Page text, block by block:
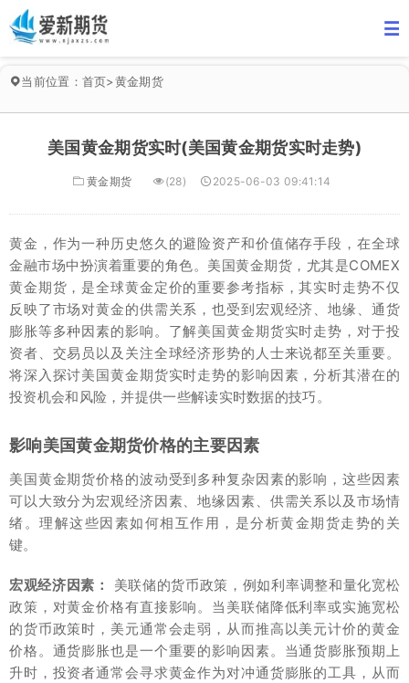
当前位置： 首页>黄金期货
美国黄金期货实时(美国黄金期货实时走势)
黄金期货 (28) 2025-06-03 09:41:14
黄金，作为一种历史悠久的避险资产和价值储存手段，在全球
金融市场中扮演着重要的角色。美国黄金期货，尤其是COMEX
黄金期货，是全球黄金定价的重要参考指标，其实时走势不仅
反映了市场对黄金的供需关系，也受到宏观经济、地缘、通货
膨胀等多种因素的影响。了解美国黄金期货实时走势，对于投
资者、交易员以及关注全球经济形势的人士来说都至关重要。
将深入探讨美国黄金期货实时走势的影响因素，分析其潜在的
投资机会和风险，并提供一些解读实时数据的技巧。
影响美国黄金期货价格的主要因素
美国黄金期货价格的波动受到多种复杂因素的影响，这些因素
可以大致分为宏观经济因素、地缘因素、供需关系以及市场情
绪。理解这些因素如何相互作用，是分析黄金期货走势的关
键。
宏观经济因素：
美联储的货币政策，例如利率调整和量化宽松
政策，对黄金价格有直接影响。当美联储降低利率或实施宽松
的货币政策时，美元通常会走弱，从而推高以美元计价的黄金
价格。通货膨胀也是一个重要的影响因素。当通货膨胀预期上
升时，投资者通常会寻求黄金作为对冲通货膨胀的工具，从而